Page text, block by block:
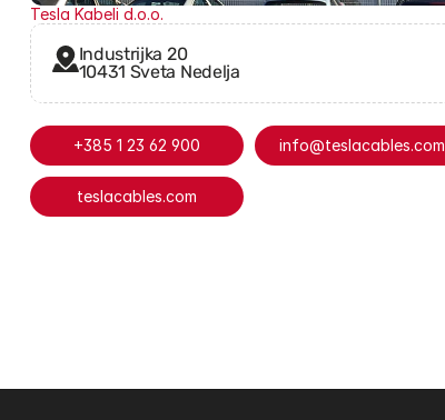
Tesla Kabeli d.o.o.
Industrijka 20
10431 Sveta Nedelja
+385 1 23 62 900 info@teslacables.com
teslacables.com